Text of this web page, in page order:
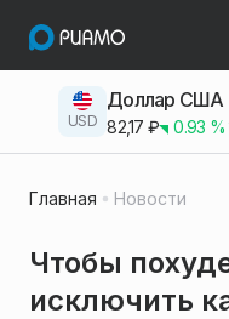
USD
Доллар США
82,17 ₽ 0.93 %
Главная Новости
Чтобы
исключить